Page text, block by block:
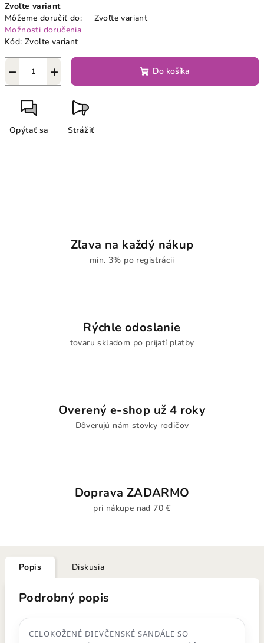
cena:
Zvoľte variant
Môžeme doručiť do:
Zvoľte variant
Možnosti doručenia
Kód: Zvoľte variant
+
− Do košíka
Opýtať sa Strážiť
Zľava na každý nákup
min. 3% po registrácii
Rýchle odoslanie
tovaru skladom po prijatí platby
Overený e-shop už 4 roky
Dôverujú nám stovky rodičov
Doprava ZADARMO
pri nákupe nad 70 €
Popis Diskusia
Podrobný popis
CELOKOŽENÉ DIEVČENSKÉ SANDÁLE SO